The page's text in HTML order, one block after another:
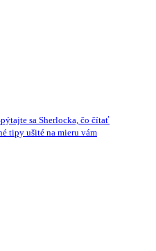
sa Sherlocka, čo čítať
tipy ušité na mieru vám